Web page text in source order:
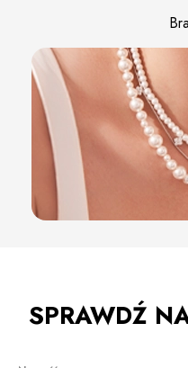
SPRAWDŹ